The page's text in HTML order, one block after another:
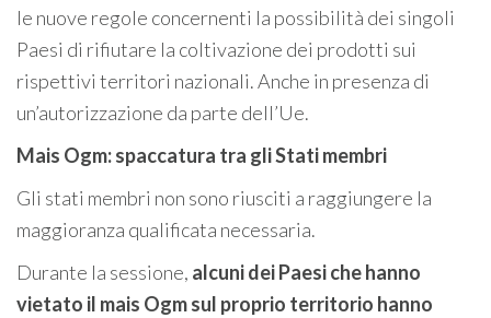
le nuove regole concernenti la possibilità dei singoli
Paesi di rifiutare la coltivazione dei prodotti sui
rispettivi territori nazionali. Anche in presenza di
un’autorizzazione da parte dell’Ue.
Mais Ogm: spaccatura tra gli Stati membri
Gli stati membri non sono riusciti a raggiungere la
maggioranza qualificata necessaria.
Durante la sessione, alcuni dei Paesi che hanno
vietato il mais Ogm sul proprio territorio hanno